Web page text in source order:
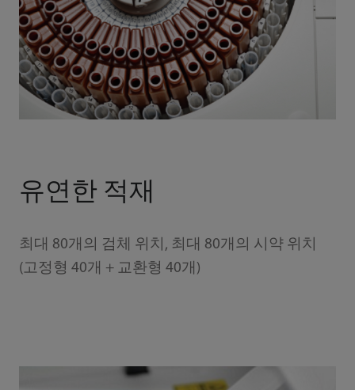
유연한 적재
최대 80개의 검체 위치, 최대 80개의 시약 위치
(고정형 40개 + 교환형 40개)